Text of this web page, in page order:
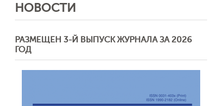
НОВОСТИ
РАЗМЕЩЕН 3-Й ВЫПУСК ЖУРНАЛА ЗА 2026
ГОД